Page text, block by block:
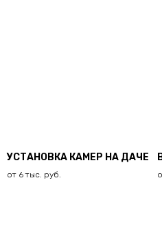
УСТАНОВКА КАМЕР НА ДАЧЕ
от 6 тыс. руб.